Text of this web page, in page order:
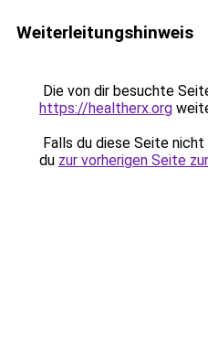
Weiterleitungshinweis
Die von dir besuchte
https://healtherx.org
Falls du diese Seite
du zur vorherigen Seite